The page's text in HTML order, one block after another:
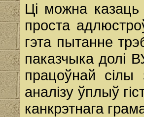
Ці можна
проста
гэта пытанне
паказчыка долі
працоўнай сілы
аналізу ўплыў
канкрэтнага